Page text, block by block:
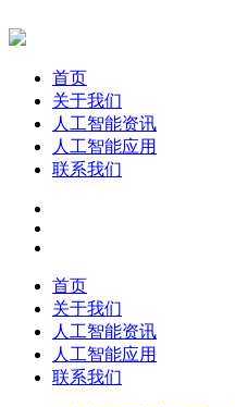
首页
关于我们
人工智能资讯
人工智能应用
联系我们
首页
关于我们
人工智能资讯
人工智能应用
联系我们